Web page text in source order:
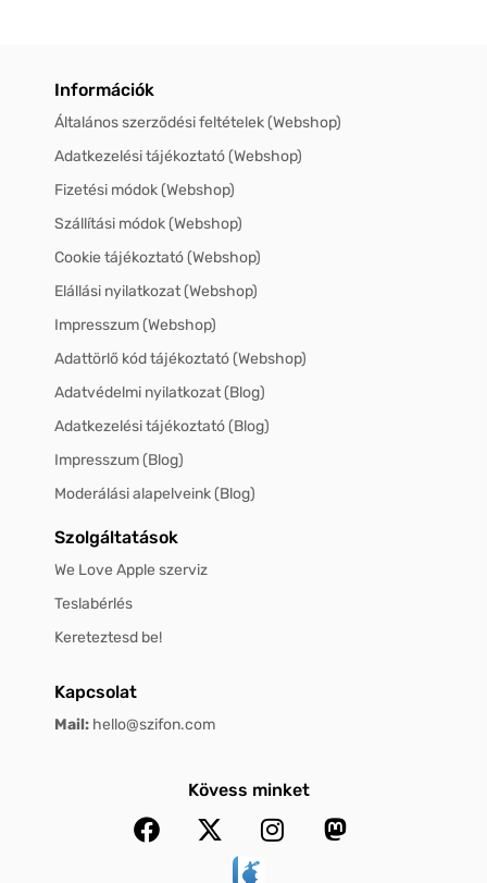
Információk
Általános szerződési feltételek (Webshop)
Adatkezelési tájékoztató (Webshop)
Fizetési módok (Webshop)
Szállítási módok (Webshop)
Cookie tájékoztató (Webshop)
Elállási nyilatkozat (Webshop)
Impresszum (Webshop)
Adattörlő kód tájékoztató (Webshop)
Adatvédelmi nyilatkozat (Blog)
Adatkezelési tájékoztató (Blog)
Impresszum (Blog)
Moderálási alapelveink (Blog)
Szolgáltatások
We Love Apple szerviz
Teslabérlés
Kereteztesd be!
Kapcsolat
Mail: hello@szifon.com
Kövess minket